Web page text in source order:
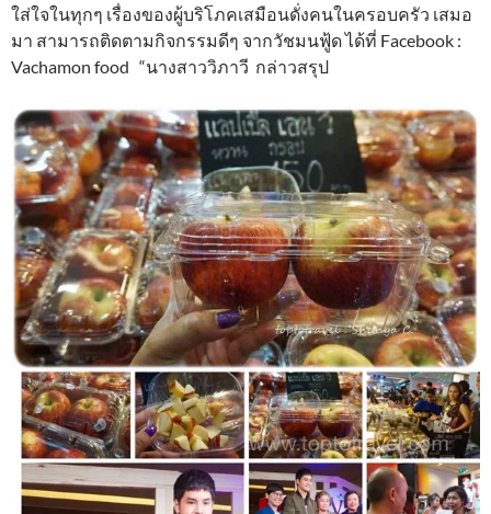
ใส่ใจในทุกๆ เรื่องของผู้บริโภคเสมือนดั่งคนในครอบครัว เสมอ
มา สามารถติดตามกิจกรรมดีๆ จากวัชมนฟู้ด ได้ที่ Facebook :
Vachamon food “นางสาววิภาวี กล่าวสรุป